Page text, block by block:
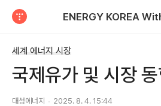
세계 에너지 시장
국제유가 및 시장
대성에너지 2025. 8. 4. 15:44